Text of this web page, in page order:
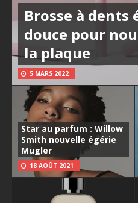
Brosse à dents
douce pour
la plaque
5 MARS 2022
Star au parfum : Willow
Smith nouvelle égérie
Mugler
18 AOÛT 2021